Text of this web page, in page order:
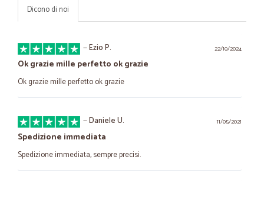
Dicono di noi
22/10/2024
—Ezio P.
Ok grazie mille perfetto ok grazie
Ok grazie mille perfetto ok grazie
11/05/2021
—Daniele U.
Spedizione immediata
Spedizione immediata, sempre precisi.